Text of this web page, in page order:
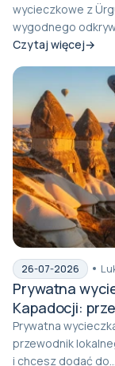
wycieczkowe z Ürgüp Ürgüp jest jedną z
wygodnego
Czytaj więcej
26-07-2026
Prywatna
Kapadocji:
Prywatna
przewodnik lokalnego
i chcesz dodać do...